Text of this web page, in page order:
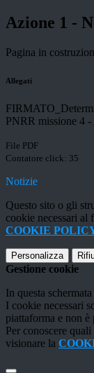
Azione 1 -
Pagina in
Allegati
PNRR missione 4
File PDF
Contatore click: 35
Notizie
Questo sito o gli
cookie necessari
COOKIE
Personalizza
Gestione cookie
In questa
I cookie necessari
piattaforma e non
Per conoscere
visionare la